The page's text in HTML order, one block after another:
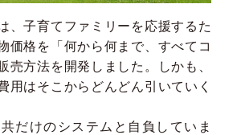
、子育てファミリーを応援するた
価格を「何から何まで、すべてコ
売方法を開発しました。しかも、
用はそこからどんどん引いていく
だけのシステムと自負していま